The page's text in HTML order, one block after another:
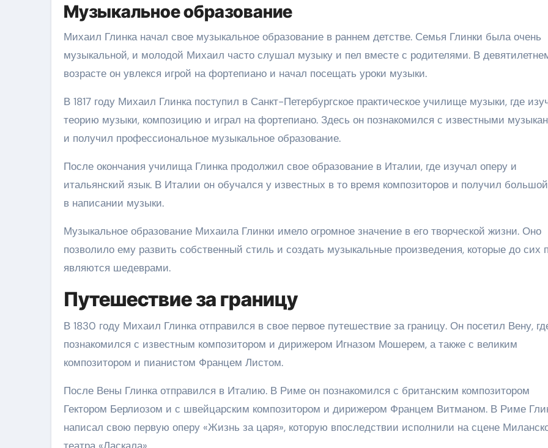
Музыкальное образование
Михаил Глинка начал свое музыкальное образование в раннем детстве. Семья Глинки была очень
музыкальной, и молодой Михаил часто слушал музыку и пел вместе с родителями. В
возрасте он увлекся игрой на фортепиано и начал посещать уроки музыки.
В 1817 году Михаил Глинка поступил в Санкт-Петербургское практическое училище музыки, где
теорию музыки, композицию и играл на фортепиано. Здесь он познакомился с известными
и получил профессиональное музыкальное образование.
После окончания училища Глинка продолжил свое образование в Италии, где изучал оперу и
итальянский язык. В Италии он обучался у известных в то время композиторов и получил
в написании музыки.
Музыкальное образование Михаила Глинки имело огромное значение в его творческой жизни. Оно
позволило ему развить собственный стиль и создать музыкальные произведения, которые до сих
являются шедеврами.
Путешествие за границу
В 1830 году Михаил Глинка отправился в свое первое путешествие за границу. Он посетил Вену,
познакомился с известным композитором и дирижером Игназом Мошерем, а также с великим
композитором и пианистом Францем Листом.
После Вены Глинка отправился в Италию. В Риме он познакомился с британским композитором
Гектором Берлиозом и с швейцарским композитором и дирижером Францем Витманом. В Риме
написал свою первую оперу «Жизнь за царя», которую впоследствии исполнили на сцене
театра «Ласкала».